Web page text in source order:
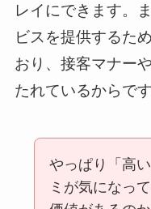
レイにできます。
ビスを提供するた
おり、接客マナー
たれているからです
やっぱり「高
ミが気になっ